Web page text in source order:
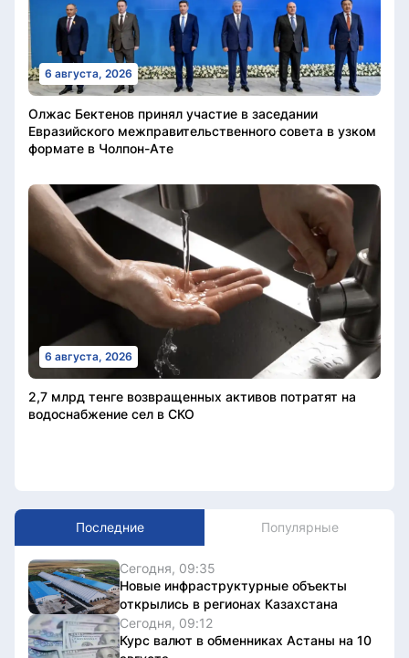
6 августа, 2026
Олжас Бектенов принял участие в заседании
Евразийского межправительственного совета в узком
формате в Чолпон-Ате
6 августа, 2026
2,7 млрд тенге возвращенных активов потратят на
водоснабжение сел в СКО
Последние Популярные
Сегодня, 09:35
Новые инфраструктурные объекты
открылись в регионах Казахстана
Сегодня, 09:12
Курс валют в обменниках Астаны на 10